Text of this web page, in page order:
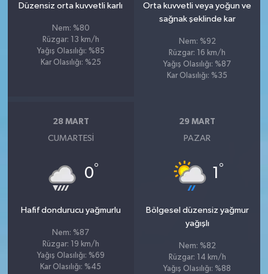
Düzensiz orta kuvvetli karlı
Nem: %80
Rüzgar: 13 km/h
Yağış Olasılığı: %85
Kar Olasılığı: %25
Orta kuvvetli veya yoğun ve
sağnak şeklinde kar
Nem: %92
Rüzgar: 16 km/h
Yağış Olasılığı: %87
Kar Olasılığı: %35
28 MART
CUMARTESI
0°
Hafif dondurucu yağmurlu
Nem: %87
Rüzgar: 19 km/h
Yağış Olasılığı: %69
Kar Olasılığı: %45
29 MART
PAZAR
1 °
Bölgesel düzensiz yağmur
yağışlı
Nem: %82
Rüzgar: 14 km/h
Yağış Olasılığı: %88